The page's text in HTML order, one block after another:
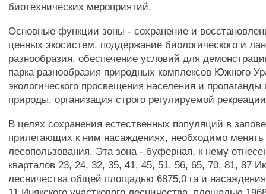
биотехнических мероприятий.
Основные функции зоны - сохранение и
ценных экосистем, поддержание биологического и
разнообразия, обеспечение условий для
парка разнообразия природных комплексов Южного
экологического просвещения населения и
природы, организация строго регулируемой
В целях сохранения естественных популяций в
прилегающих к ним насаждениях, необходимо
лесопользования. Эта зона - буферная, к нему
кварталов 23, 24, 32, 35, 41, 45, 51, 56, 65, 70, 81, 87
лесничества общей площадью 6875,0 га и